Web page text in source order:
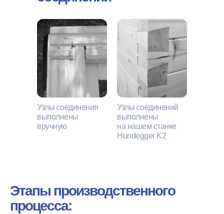
Узлы соединения
выполнены
вручную
Узлы соединений
выполнены
на нашем станке
Hundegger K2
Этапы производственного
процесса: